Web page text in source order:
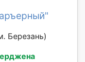
Березань)